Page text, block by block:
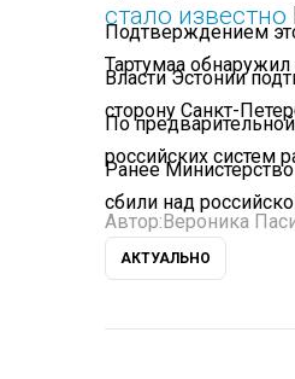
стало известно
Подтверждением
Тартумаа
Власти Эстонии
сторону Санкт-
По
российских систем
Ранее
сбили над
Автор: Вероника
АКТУАЛЬНО